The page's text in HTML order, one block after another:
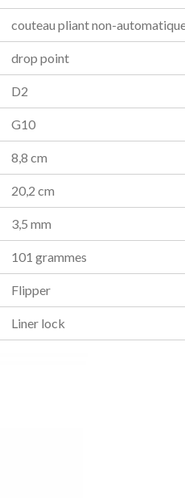
couteau pliant non-
drop point
D2
G10
8,8 cm
20,2 cm
3,5 mm
101 grammes
Flipper
Liner lock